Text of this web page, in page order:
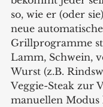
so, wie er (oder
neue automatische
Grillprogramme
Lamm, Schwein,
Wurst (z.B.
Veggie-Steak zur
manuellen